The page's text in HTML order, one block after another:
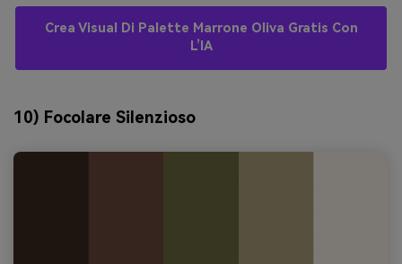
Crea Visual Di Palette Marrone Oliva Gratis Con
L’IA
10) Focolare Silenzioso